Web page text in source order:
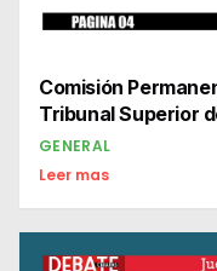
Comisión
Tribunal Superior
GENERAL
Leer mas